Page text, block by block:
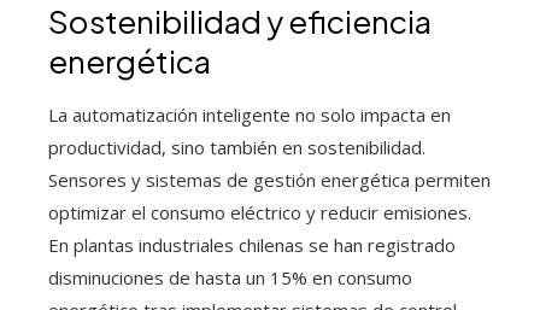
Sostenibilidad y eficiencia
energética
La automatización inteligente no solo impacta en
productividad, sino también en sostenibilidad.
Sensores y sistemas de gestión energética permiten
optimizar el consumo eléctrico y reducir emisiones.
En plantas industriales chilenas se han registrado
disminuciones de hasta un 15% en consumo